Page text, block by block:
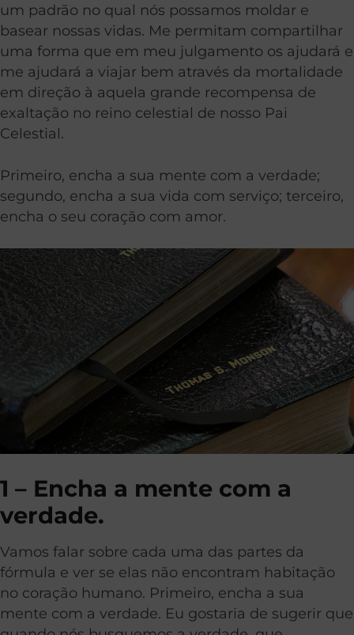
um padrão no qual nós possamos moldar e
basear nossas vidas. Me permitam compartilhar
uma forma que em meu julgamento os ajudará e
me ajudará a viajar bem através da mortalidade
em direção à aquela grande recompensa de
exaltação no reino celestial de nosso Pai
Celestial.
Primeiro, encha a sua mente com a verdade;
segundo, encha a sua vida com serviço; terceiro,
encha o seu coração com amor.
1 – Encha a mente com a
verdade.
Vamos falar sobre cada uma das partes da
fórmula e ver se elas não encontram habitação
no coração humano. Primeiro, encha a sua
mente com a verdade. Eu gostaria de sugerir que